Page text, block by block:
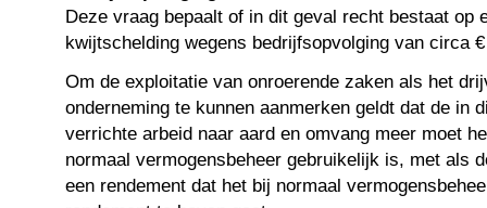
Deze vraag bepaalt of in dit geval recht bestaat op
kwijtschelding wegens bedrijfsopvolging van circa
Om de exploitatie van onroerende zaken als het
onderneming te kunnen aanmerken geldt dat de in
verrichte arbeid naar aard en omvang meer moet
normaal vermogensbeheer gebruikelijk is, met als
een rendement dat het bij normaal